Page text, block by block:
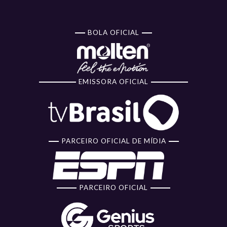
BOLA OFICIAL
EMISSORA OFICIAL
PARCEIRO OFICIAL DE MÍDIA
PARCEIRO OFICIAL